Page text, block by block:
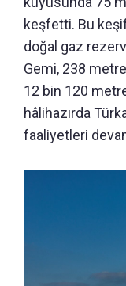
keşfetti. Bu
doğal gaz
Gemi, 238
12 bin 120
hâlihazırda
faaliyetleri